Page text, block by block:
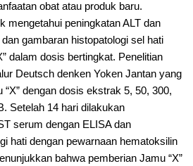
obat atau produk baru.
mengetahui peningkatan ALT dan
gambaran histopatologi sel hati
dalam dosis bertingkat. Penelitian
Deutsch denken Yoken Jantan yang
dengan dosis ekstrak 5, 50, 300,
Setelah 14 hari dilakukan
serum dengan ELISA dan
hati dengan pewarnaan hematoksilin
bahwa pemberian Jamu “X”